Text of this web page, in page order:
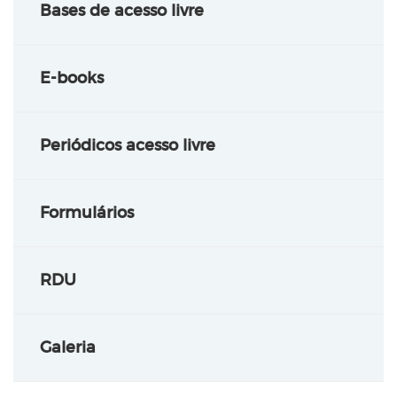
Bases de acesso livre
E-books
Periódicos acesso livre
Formulários
RDU
Galeria